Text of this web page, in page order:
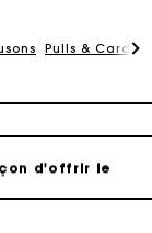
Pulls &
d'offrir le